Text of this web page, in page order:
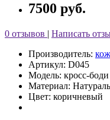
7500 руб.
0 отзывов | Написать
Производитель:
Артикул: D045
Модель: кросс-боди
Материал:
Цвет: коричневый